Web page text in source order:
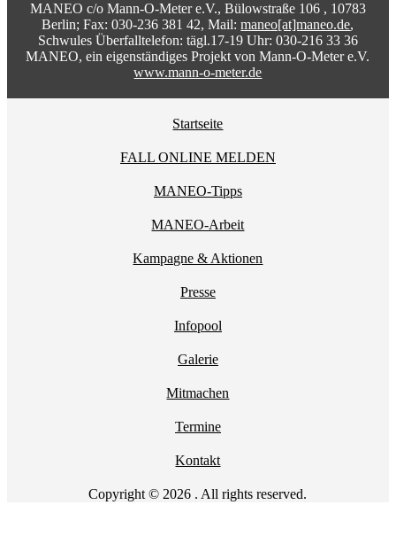
MANEO c/o Mann-O-Meter e.V., Bülowstraße 106 , 10783
Berlin; Fax: 030-236 381 42, Mail:maneo[at]maneo.de,
Schwules Überfalltelefon: tägl.17-19 Uhr: 030-216 33 36
MANEO, ein eigenständiges Projekt von Mann-O-Meter e.V.
www.mann-o-meter.de
Startseite
FALL ONLINE MELDEN
MANEO-Tipps
MANEO-Arbeit
Kampagne & Aktionen
Presse
Infopool
Galerie
Mitmachen
Termine
Kontakt
Copyright © 2026 . All rights reserved.